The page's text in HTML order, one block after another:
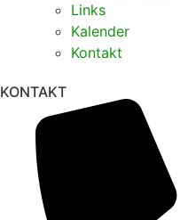
Links
Kalender
Kontakt
KONTAKT